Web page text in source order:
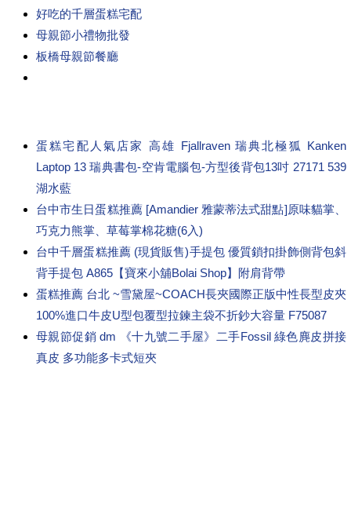
好吃的千層蛋糕宅配
母親節小禮物批發
板橋母親節餐廳
蛋糕宅配人氣店家 高雄 Fjallraven 瑞典北極狐 Kanken
Laptop 13 瑞典書包-空肯電腦包-方型後背包13吋 27171 539
湖水藍
台中市生日蛋糕推薦 [Amandier 雅蒙蒂法式甜點]原味貓掌、
巧克力熊掌、草莓掌棉花糖(6入)
台中千層蛋糕推薦 (現貨販售)手提包 優質鎖扣掛飾側背包斜
背手提包 A865【寶來小舖Bolai Shop】附肩背帶
蛋糕推薦 台北 ~雪黛屋~COACH長夾國際正版中性長型皮夾
100%進口牛皮U型包覆型拉鍊主袋不折鈔大容量 F75087
母親節促銷 dm 《十九號二手屋》二手Fossil 綠色麂皮拼接
真皮 多功能多卡式短夾